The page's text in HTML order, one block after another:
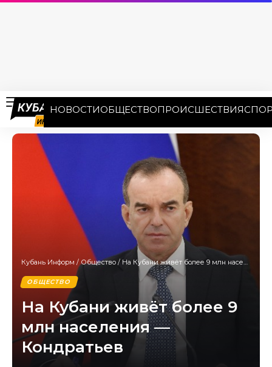
НОВОСТИОБЩЕСТВОПРОИСШЕСТВИЯ
Кубань Информ /Общество / На Кубани живёт более 9 млн населения — Кондратьев
ОБЩЕСТВО
На Кубани живёт более 9
млн населения —
Кондратьев